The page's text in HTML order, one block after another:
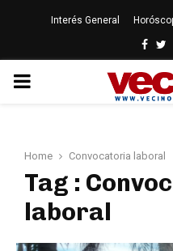
Interés General
PRIMARY
Home Convocatoria laboral
Tag :
laboral